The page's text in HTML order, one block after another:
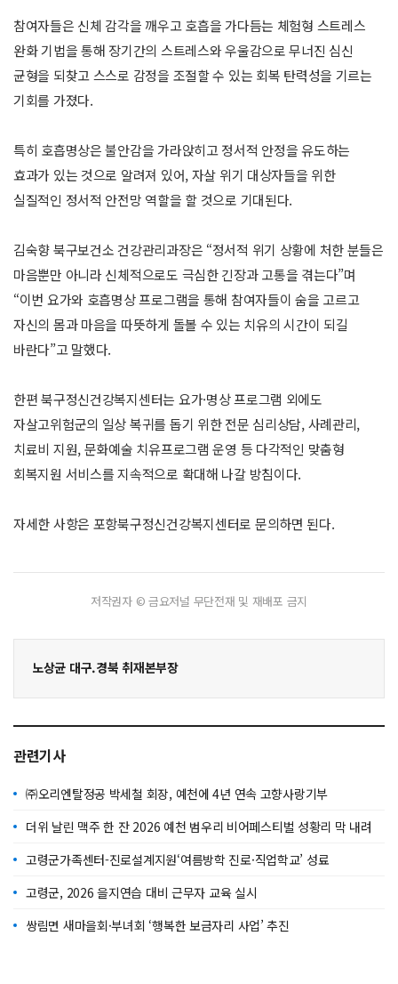
참여자들은 신체 감각을 깨우고 호흡을 가다듬는 체험형 스트레스
완화 기법을 통해 장기간의 스트레스와 우울감으로 무너진 심신
균형을 되찾고 스스로 감정을 조절할 수 있는 회복 탄력성을 기르는
기회를 가졌다.
특히 호흡명상은 불안감을 가라앉히고 정서적 안정을 유도하는
효과가 있는 것으로 알려져 있어, 자살 위기 대상자들을 위한
실질적인 정서적 안전망 역할을 할 것으로 기대된다.
김숙향 북구보건소 건강관리과장은 “정서적 위기 상황에 처한 분들은
마음뿐만 아니라 신체적으로도 극심한 긴장과 고통을 겪는다”며
“이번 요가와 호흡명상 프로그램을 통해 참여자들이 숨을 고르고
자신의 몸과 마음을 따뜻하게 돌볼 수 있는 치유의 시간이 되길
바란다”고 말했다.
한편 북구정신건강복지센터는 요가·명상 프로그램 외에도
자살고위험군의 일상 복귀를 돕기 위한 전문 심리상담, 사례관리,
치료비 지원, 문화예술 치유프로그램 운영 등 다각적인 맞춤형
회복지원 서비스를 지속적으로 확대해 나갈 방침이다.
자세한 사항은 포항북구정신건강복지센터로 문의하면 된다.
저작권자 © 금요저널 무단전재 및 재배포 금지
노상균 대구.경북 취재본부장
관련기사
㈜오리엔탈정공 박세철 회장, 예천에 4년 연속 고향사랑기부
더위 날린 맥주 한 잔 2026 예천 범우리 비어페스티벌 성황리 막 내려
고령군가족센터-진로설계지원‘여름방학 진로·직업학교’ 성료
고령군, 2026 을지연습 대비 근무자 교육 실시
쌍림면 새마을회·부녀회 ‘행복한 보금자리 사업’ 추진